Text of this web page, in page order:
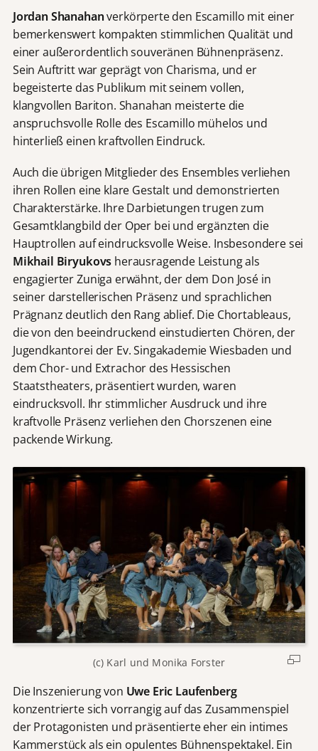
Jordan Shanahanverkörperte den Escamillo mit einer
bemerkenswert kompakten stimmlichen Qualität und
einer außerordentlich souveränen Bühnenpräsenz.
Sein Auftritt war geprägt von Charisma, und er
begeisterte das Publikum mit seinem vollen,
klangvollen Bariton. Shanahan meisterte die
anspruchsvolle Rolle des Escamillo mühelos und
hinterließ einen kraftvollen Eindruck.
Auch die übrigen Mitglieder des Ensembles verliehen
ihren Rollen eine klare Gestalt und demonstrierten
Charakterstärke. Ihre Darbietungen trugen zum
Gesamtklangbild der Oper bei und ergänzten die
Hauptrollen auf eindrucksvolle Weise. Insbesondere sei
Mikhail Biryukovs herausragende Leistung als
engagierter Zuniga erwähnt, der dem Don José in
seiner darstellerischen Präsenz und sprachlichen
Prägnanz deutlich den Rang ablief. Die Chortableaus,
die von den beeindruckend einstudierten Chören, der
Jugendkantorei der Ev. Singakademie Wiesbaden und
dem Chor- und Extrachor des Hessischen
Staatstheaters, präsentiert wurden, waren
eindrucksvoll. Ihr stimmlicher Ausdruck und ihre
kraftvolle Präsenz verliehen den Chorszenen eine
packende Wirkung.
(c) Karl und Monika Forster
Die Inszenierung von Uwe Eric Laufenberg
konzentrierte sich vorrangig auf das Zusammenspiel
der Protagonisten und präsentierte eher ein intimes
Kammerstück als ein opulentes Bühnenspektakel. Ein